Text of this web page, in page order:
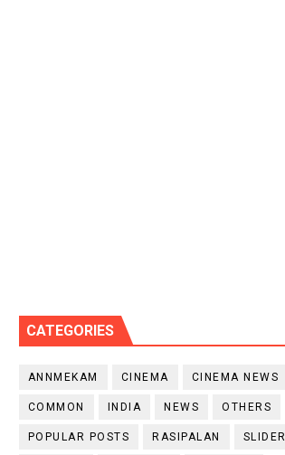
CATEGORIES
ANNMEKAM CINEMA CINEMA NEWS
COMMON INDIA NEWS OTHERS
POPULAR POSTS RASIPALAN SLIDER